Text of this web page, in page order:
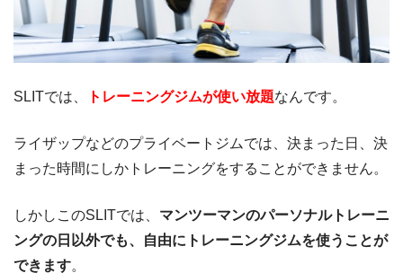
SLITでは、 トレーニングジムが使い放題なんです。
ライザップなどのプライベートジムでは、決まった日、決
まった時間にしかトレーニングをすることができません。
しかしこのSLITでは、 マンツーマンのパーソナルトレーニ
ングの日以外でも、自由にトレーニングジムを使うことが
できます。